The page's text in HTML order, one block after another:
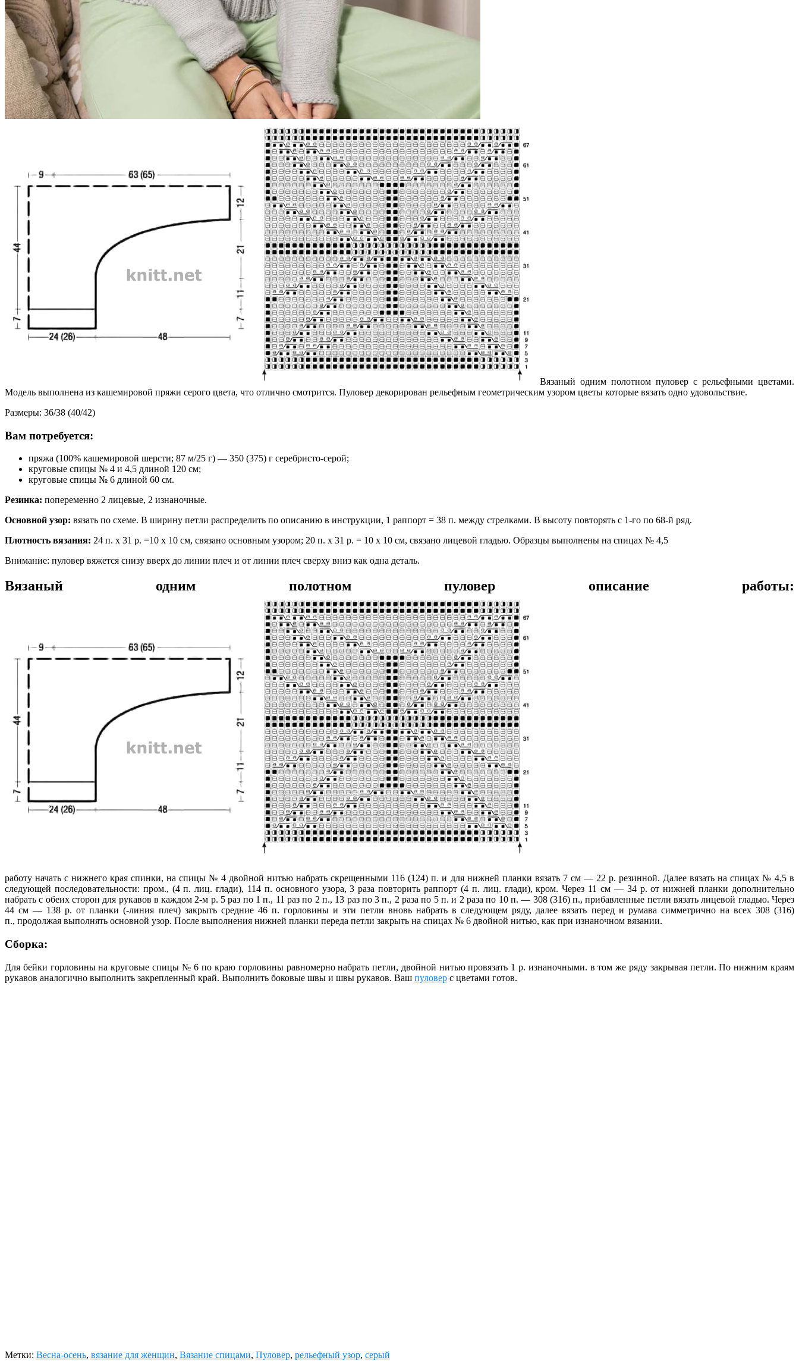
Вязаный одним полотном пуловер с рельефными цветами.
Модель выполнена из кашемировой пряжи серого цвета, что отлично смотрится. Пуловер декорирован рельефным геометрическим узором цветы которые вязать одно удовольствие.
Размеры: 36/38 (40/42)
Вам потребуется:
пряжа (100% кашемировой шерсти; 87 м/25 г) — 350 (375) г серебристо-серой;
круговые спицы № 4 и 4,5 длиной 120 см;
круговые спицы № 6 длиной 60 см.
Резинка: попеременно 2 лицевые, 2 изнаночные.
Основной узор: вязать по схеме. В ширину петли распределить по описанию в инструкции, 1 раппорт = 38 п. между стрелками. В высоту повторять с 1-го по 68-й ряд.
Плотность вязания: 24 п. х 31 р. =10 х 10 см, связано основным узором; 20 п. х 31 р. = 10 х 10 см, связано лицевой гладью. Образцы выполнены на спицах № 4,5
Внимание: пуловер вяжется снизу вверх до линии плеч и от линии плеч сверху вниз как одна деталь.
Вязаный одним полотном пуловер описание работы:
работу начать с нижнего края спинки, на спицы № 4 двойной нитью набрать скрещенными 116 (124) п. и для нижней планки вязать 7 см — 22 р. резинной. Далее вязать на спицах № 4,5 в
следующей последовательности: пром., (4 п. лиц. глади), 114 п. основного узора, 3 раза повторить раппорт (4 п. лиц. глади), кром. Через 11 см — 34 р. от нижней планки дополнительно
набрать с обеих сторон для рукавов в каждом 2-м р. 5 раз по 1 п., 11 раз по 2 п., 13 раз по 3 п., 2 раза по 5 п. и 2 раза по 10 п. — 308 (316) п., прибавленные петли вязать лицевой гладью. Через
44 см — 138 р. от планки (-линия плеч) закрыть средние 46 п. горловины и эти петли вновь набрать в следующем ряду, далее вязать перед и румава симметрично на всех 308 (316)
п., продолжая выполнять основной узор. После выполнения нижней планки переда петли закрыть на спицах № 6 двойной нитью, как при изнаночном вязании.
Сборка:
Для бейки горловины на круговые спицы № 6 по краю горловины равномерно набрать петли, двойной нитью провязать 1 р. изнаночными. в том же ряду закрывая петли. По нижним краям
рукавов аналогично выполнить закрепленный край. Выполнить боковые швы и швы рукавов. Ваш пуловер с цветами готов.
Метки: Весна-осень, вязание для женщин, Вязание спицами, Пуловер, рельефный узор, серый